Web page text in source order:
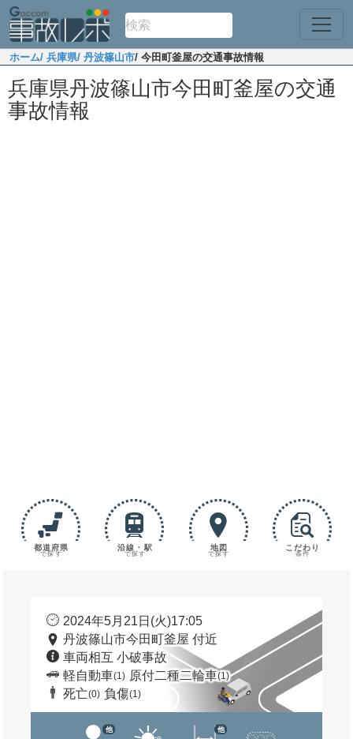
ホーム/ 兵庫県/ 丹波篠山市/ 今田町釜屋の交通事故情報
兵庫県丹波篠山市今田町釜屋の交通
事故情報
都道府県
で探す
沿線・駅
で探す
地図
で探す
こだわり
条件
2024年5月21日(火)17:05
丹波篠山市今田町釜屋 付近
車両相互 小破事故
軽自動車(1) 原付二種二輪車(1)
死亡(0) 負傷(1)
他 他